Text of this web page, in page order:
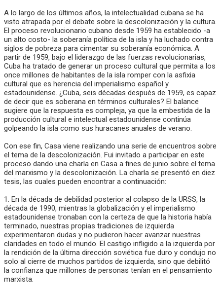
A lo largo de los últimos años, la intelectualidad cubana se ha
visto atrapada por el debate sobre la descolonización y la cultura.
El proceso revolucionario cubano desde 1959 ha establecido -a
un alto costo- la soberanía política de la isla y ha luchado contra
siglos de pobreza para cimentar su soberanía económica. A
partir de 1959, bajo el liderazgo de las fuerzas revolucionarias,
Cuba ha tratado de generar un proceso cultural que permita a los
once millones de habitantes de la isla romper con la asfixia
cultural que es herencia del imperialismo español y
estadounidense. ¿Cuba, seis décadas después de 1959, es capaz
de decir que es soberana en términos culturales? El balance
sugiere que la respuesta es compleja, ya que la embestida de la
producción cultural e intelectual estadounidense continúa
golpeando la isla como sus huracanes anuales de verano.
Con ese fin, Casa viene realizando una serie de encuentros sobre
el tema de la descolonización. Fui invitado a participar en este
proceso dando una charla en Casa a fines de junio sobre el tema
del marxismo y la descolonización. La charla se presentó en diez
tesis, las cuales pueden encontrar a continuación:
1. En la década de debilidad posterior al colapso de la URSS, la
década de 1990, mientras la globalización y el imperialismo
estadounidense tronaban con la certeza de que la historia había
terminado, nuestras propias tradiciones de izquierda
experimentaron dudas y no pudieron hacer avanzar nuestras
claridades en todo el mundo. El castigo infligido a la izquierda por
la rendición de la última dirección soviética fue duro y condujo no
solo al cierre de muchos partidos de izquierda, sino que debilitó
la confianza que millones de personas tenían en el pensamiento
marxista.